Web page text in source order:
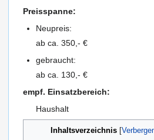
Preisspanne:
Neupreis:
ab ca. 350,- €
gebraucht:
ab ca. 130,- €
empf. Einsatzbereich:
Haushalt
Inhaltsverzeichnis